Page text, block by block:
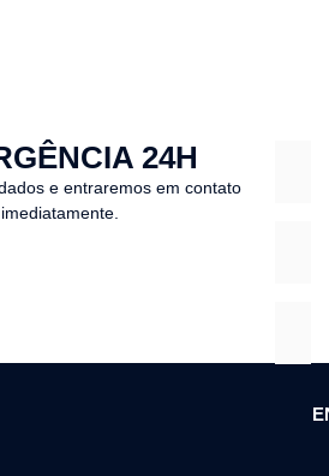
24H
e entraremos em contato
imediatamente.